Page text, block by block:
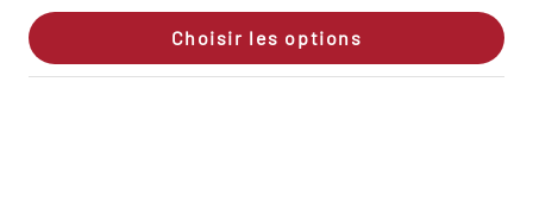
Choisir les options